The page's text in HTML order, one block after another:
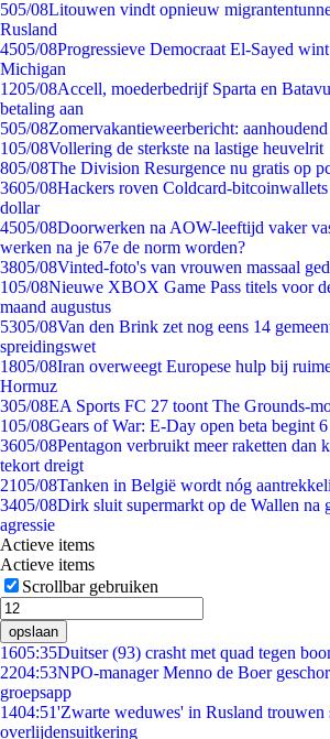
505/08Litouwen vindt opnieuw
Rusland
4505/08Progressieve Democraat El-Sayed
Michigan
1205/08Accell, moederbedrijf Sparta en
betaling aan
505/08Zomervakantieweerbericht:
105/08Vollering de sterkste na lastige heuvelrit
805/08The Division Resurgence nu gratis op
3605/08Hackers roven Coldcard-
dollar
4505/08Doorwerken na AOW-leeftijd vaker
werken na je 67e de norm worden?
3805/08Vinted-foto's van vrouwen massaal
105/08Nieuwe XBOX Game Pass titels voor
maand augustus
5305/08Van den Brink zet nog eens 14
spreidingswet
1805/08Iran overweegt Europese hulp bij
Hormuz
305/08EA Sports FC 27 toont The Grounds-
105/08Gears of War: E-Day open beta begint 6
3605/08Pentagon verbruikt meer raketten dan
tekort dreigt
2105/08Tanken in België wordt nóg
3405/08Dirk sluit supermarkt op de Wallen na
agressie
Actieve items
Actieve items
Scrollbar gebruiken
opslaan
1605:35Duitser (93) crasht met quad tegen
2204:53NPO-manager Menno de Boer
groepsapp
1404:51'Zwarte weduwes' in Rusland trouwen
overlijdensuitkering